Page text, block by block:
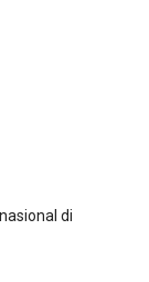
di